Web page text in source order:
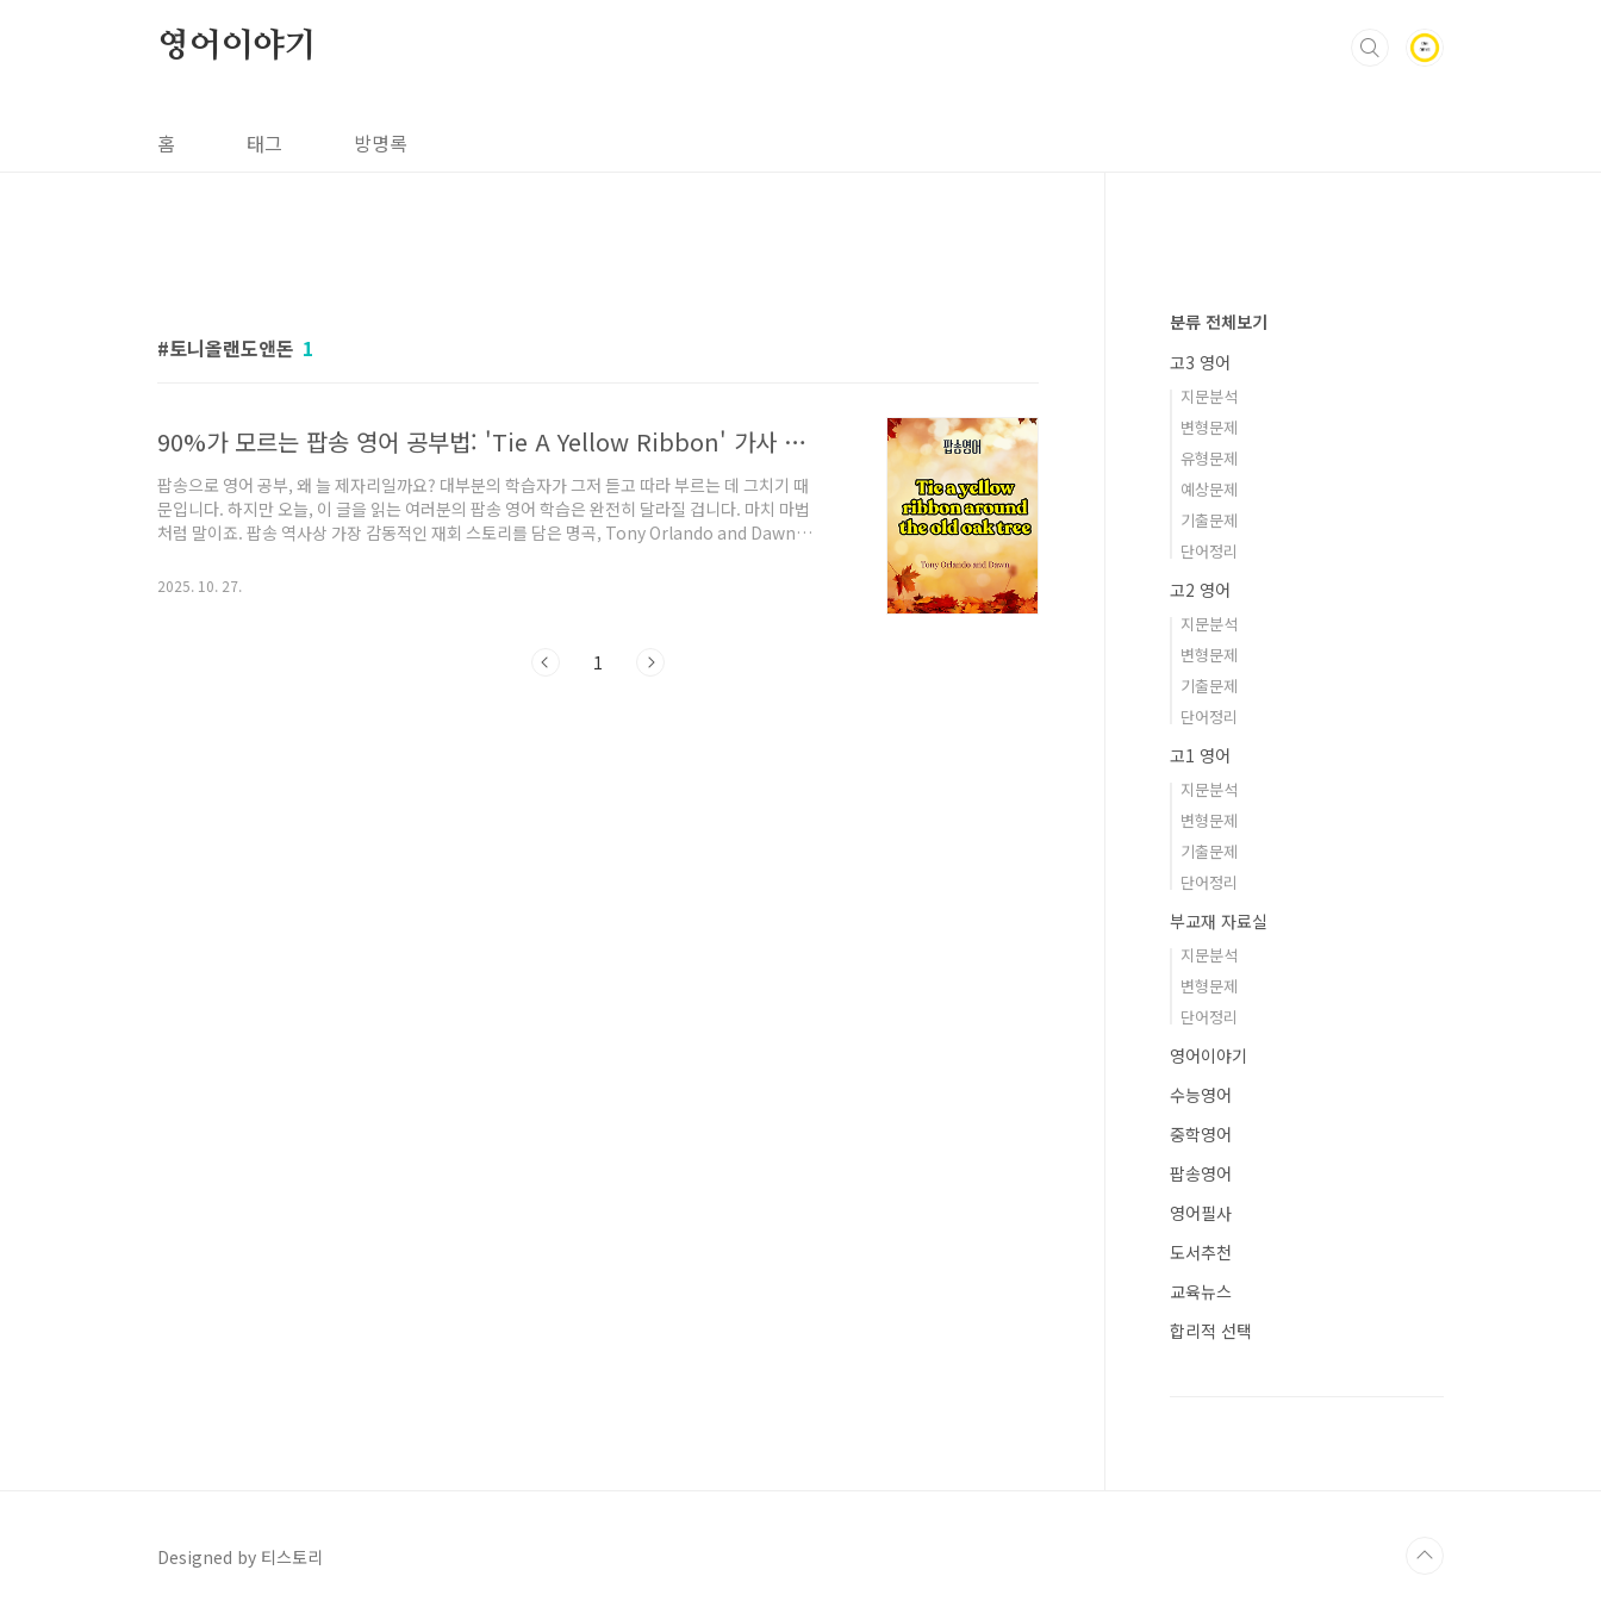
영어이야기
홈 태그 방명록
토니올랜도앤돈 1
90%가 모르는 팝송 영어 공부법: 'Tie A Yellow Ribbon' 가사 완벽 해부!
팝송으로 영어 공부, 왜 늘 제자리일까요? 대부분의 학습자가 그저 듣고 따라 부르는 데 그치기 때
문입니다. 하지만 오늘, 이 글을 읽는 여러분의 팝송 영어 학습은 완전히 달라질 겁니다. 마치 마법
처럼 말이죠. 팝송 역사상 가장 감동적인 재회 스토리를 담은 명곡, Tony Orlando and Dawn의
발매와 동시에 전 세계를 강타하며 빌보드 차트 1위를 차지했고, 뉴욕 포스트에 실린 실제 사연을
2025. 10. 27.
1
분류 전체보기
고3 영어
지문분석
변형문제
유형문제
예상문제
기출문제
단어정리
고2 영어
지문분석
변형문제
기출문제
단어정리
고1 영어
지문분석
변형문제
기출문제
단어정리
부교재 자료실
지문분석
변형문제
단어정리
영어이야기
수능영어
중학영어
팝송영어
영어필사
도서추천
교육뉴스
합리적 선택
Designed by 티스토리